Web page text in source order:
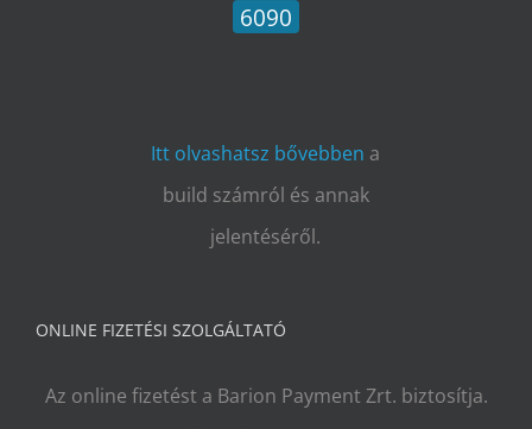
6090
Itt olvashatsz bővebben a
build számról és annak
jelentéséről.
ONLINE FIZETÉSI SZOLGÁLTATÓ
Az online fizetést a Barion Payment Zrt. biztosítja.